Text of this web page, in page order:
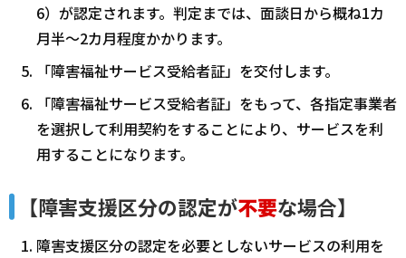
6）が認定されます。判定までは、面談日から概ね1カ
月半～2カ月程度かかります。
「障害福祉サービス受給者証」を交付します。
「障害福祉サービス受給者証」をもって、各指定事業者
を選択して利用契約をすることにより、サービスを利
用することになります。
【障害支援区分の認定が不要な場合】
障害支援区分の認定を必要としないサービスの利用を